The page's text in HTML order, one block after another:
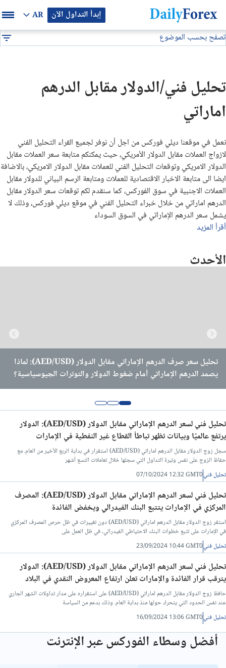
إبدأ التداول الآن AR
بيان إعلاني
تصفح بحسب الموضوع
التوقعات والتحليلات الشهرية
توصيات يومية لتداول البيتكوين (BTC/USD)
توقعات أسعار الذهب الايام القادمة
تحليل الذهب اليوم
تحليل النفط اليوم
تحليل البيتكوين اليوم
توقعات اليورو/دولار للشهر القادم
توقعات العملات للأسبوع القادم
تحليل فني/سعر اليورو مقابل الجنيه المصرى
تحليل فني/سعر الدينار الاردني مقابل الجنيه المصرى
تحليل فني/الدولار مقابل الليرة التركية
تحليل فني/الدولار مقابل الريال القطري
تحليل فني/الدينار العراقي مقابل الدولار
تحليل فني/الدرهم الاماراتي مقابل الجنيه المصري
تحليل فني/سعر الدولار مقابل الريال عماني
تحليل فني/سعر الدولار مقابل الشيكل
تحليل فني/الدولار مقابل الدرهم
اماراتي
نعمل في موقعنا ديلي فوركس من اجل أن نوفر لجميع القراء التحليل الفني
لازواج العملات مقابل الدولار الأمريكي، حيث يمكنكم متابعة سعر العملات مقابل
الدولار الامريكي وتوقعات التحليل الفني للعملات مقابل الدولار الامريكي، بالاضافة
ايضا الى متابعة الاخبار الاقتصادية للعملات ومتابعة الرسم البياني للدولار مقابل
العملات الاجنبية في سوق الفوركس، كما سنقدم لكم توقعات سعر الدولار مقابل
الدرهم اماراتي من خلال خبراء التحليل الفني في موقع ديلي فوركس، وذلك لا
يشمل سعر الدرهم الإماراتي في السوق السوداء
أقرأ المزيد
الأحدث
تحليل سعر صرف الدرهم الإماراتي مقابل الدولار (AED/USD): لماذا
يصمد الدرهم الإماراتي أمام ضغوط الدولار والتوترات الجيوسياسية؟
تحليل سعر صرف الدرهم الإماراتي مقابل الدولار (AED/USD): كيف
يستفيد اقتصاد الإمارات من ربط الدرهم الإماراتي بالدولار الأمريكي؟
تحليل سعر صرف الدرهم الإماراتي مقابل الدولار (AED/USD): كيف
سيؤثر خروج الإمارات من أوبك على الدرهم الإماراتي؟
تحليل فني لسعر الدرهم الإماراتي مقابل الدولار (AED/USD): الدولار
يرتفع عالميًا وبيانات تظهر تباطأ القطاع غير النفطية في الإمارات
سجل زوج الدولار مقابل الدرهم اماراتي (AED/USD) استقرار في بداية الربع الأخير من العام. مع
حفاظ الزوج على نفس وتيرة التداول التي سجلها خلال تعاملات التسع أشهر
تحليل فني07/10/2024 12:32 GMT0
تحليل فني لسعر الدرهم الإماراتي مقابل الدولار (AED/USD): المصرف
المركزي في الإمارات يتتبع البنك الفيدرالي ويخفض الفائدة
استقر زوج الدولار مقابل الدرهم اماراتي (AED/USD) دون تغييرات في ظل حرص المصرف المركزي
في الإمارات على تتبع خطوات البنك الاحتياطي الفيدرالي، في ظل العمل على
تحليل فني23/09/2024 10:44 GMT0
تحليل فني لسعر الدرهم الإماراتي مقابل الدولار (AED/USD): الدولار
يترقب قرار الفائدة والإمارات تعلن ارتفاع المعروض النقدي في البلاد
حافظ زوج الدولار مقابل الدرهم اماراتي (AED/USD) على استقراره على مدار تداولات الشهر الجاري
عند نفس الحدود التي يتحرك حولها منذ بداية العام. وذلك بدعم من السياسة
تحليل فني16/09/2024 13:06 GMT0
أفضل وسطاء الفوركس عبر الإنترنت